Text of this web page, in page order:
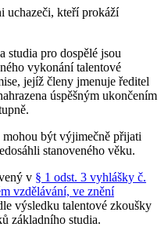
uchazeči, kteří prokáží
studia pro dospělé jsou
vykonání talentové
jejíž členy jmenuje ředitel
úspěšným ukončením
být výjimečně přijati
stanoveného věku.
v § 1 odst. 3 vyhlášky č.
vzdělávání, ve znění
výsledku talentové zkoušky
základního studia.